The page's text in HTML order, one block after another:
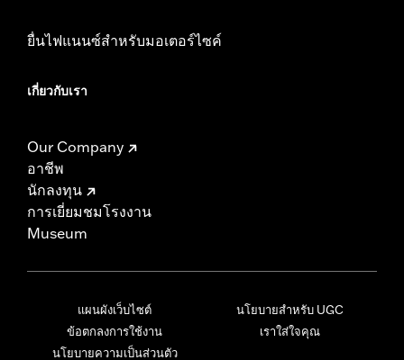
ยื่นไฟแนนซ์สำหรับมอเตอร์ไซค์
เกี่ยวกับเรา
Our Company
อาชีพ
นักลงทุน
การเยี่ยมชมโรงงาน
Museum
แผนผังเว็บไซต์
ข้อตกลงการใช้งาน
นโยบายความเป็นส่วนตัว
นโยบายสำหรับ UGC
เราใส่ใจคุณ